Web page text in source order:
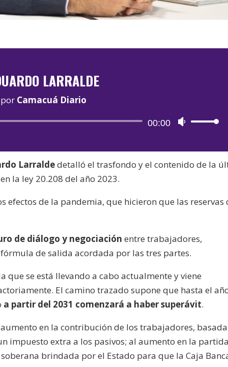
LARRALDE
por Camacuá Diario
Reproductor
audio
00:00
Utiliza
teclas
de
para
o
disminuir
volumen.
Larraldedetalló el trasfondo y el contenido de la
la ley 20.208 del año 2023.
efectos de la pandemia, que hicieron que las reservas
de diálogo y negociación entre trabajadores,
de salida acordada por las tres partes.
que se está llevando a cabo actualmente y viene
El camino trazado supone que hasta el
a partir del 2031 comenzará a haber superávit.
en la contribución de los trabajadores,
impuesto extra a los pasivos; al aumento en la
brindada por el Estado para que la Caja